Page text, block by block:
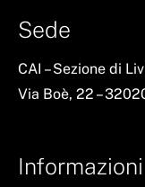
Sede
CAI – Sezione di
Via Boè, 22 –
Informazioni